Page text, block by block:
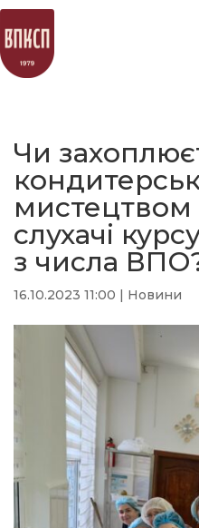
Чи
мистецтвом
слухачі
з числа
16.10.2023 11:00 Новини